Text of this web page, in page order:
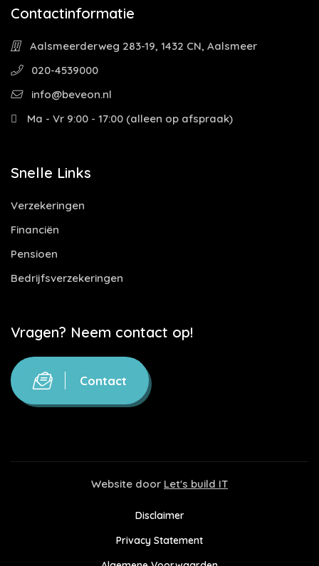
Contactinformatie
Aalsmeerderweg 283-19, 1432 CN, Aalsmeer
020-4539000
info@beveon.nl
Ma - Vr 9:00 - 17:00 (alleen op afspraak)
Snelle Links
Verzekeringen
Financiën
Pensioen
Bedrijfsverzekeringen
Vragen? Neem contact op!
Contact
Website door Let's build IT
Disclaimer
Privacy Statement